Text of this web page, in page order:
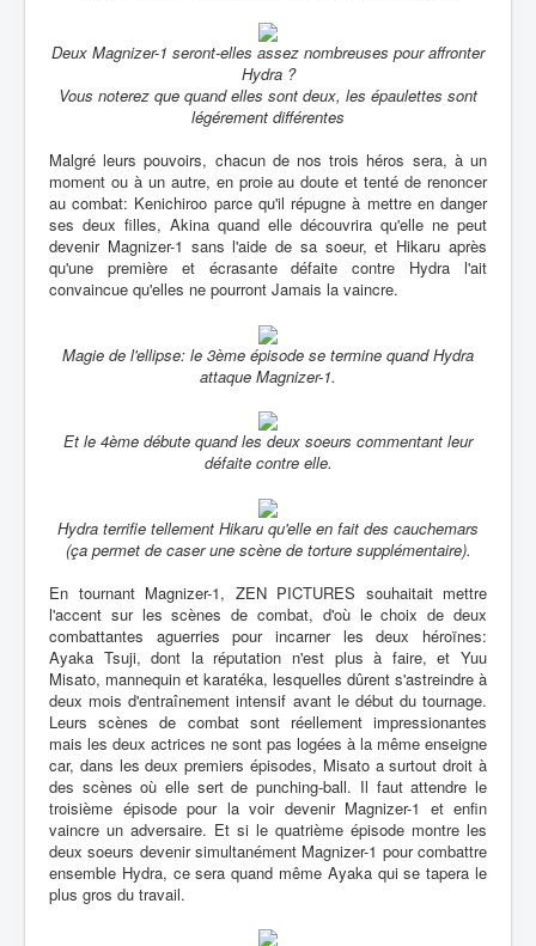
Deux Magnizer-1 seront-elles assez nombreuses pour affronter
Hydra ?
Vous noterez que quand elles sont deux, les épaulettes sont
légérement différentes
Malgré leurs pouvoirs, chacun de nos trois héros sera, à un
moment ou à un autre, en proie au doute et tenté de renoncer
au combat: Kenichiroo parce qu'il répugne à mettre en danger
ses deux filles, Akina quand elle découvrira qu'elle ne peut
devenir Magnizer-1 sans l'aide de sa soeur, et Hikaru après
qu'une première et écrasante défaite contre Hydra l'ait
convaincue qu'elles ne pourront Jamais la vaincre.
Magie de l'ellipse: le 3ème épisode se termine quand Hydra
attaque Magnizer-1.
Et le 4ème débute quand les deux soeurs commentant leur
défaite contre elle.
Hydra terrifie tellement Hikaru qu'elle en fait des cauchemars
(ça permet de caser une scène de torture supplémentaire).
En tournant Magnizer-1, ZEN PICTURES souhaitait mettre
l'accent sur les scènes de combat, d'où le choix de deux
combattantes aguerries pour incarner les deux héroïnes:
Ayaka Tsuji, dont la réputation n'est plus à faire, et Yuu
Misato, mannequin et karatéka, lesquelles dûrent s'astreindre à
deux mois d'entraînement intensif avant le début du tournage.
Leurs scènes de combat sont réellement impressionantes
mais les deux actrices ne sont pas logées à la même enseigne
car, dans les deux premiers épisodes, Misato a surtout droit à
des scènes où elle sert de punching-ball. Il faut attendre le
troisième épisode pour la voir devenir Magnizer-1 et enfin
vaincre un adversaire. Et si le quatrième épisode montre les
deux soeurs devenir simultanément Magnizer-1 pour combattre
ensemble Hydra, ce sera quand même Ayaka qui se tapera le
plus gros du travail.